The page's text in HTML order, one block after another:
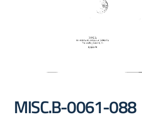
MISC.B-0061-088